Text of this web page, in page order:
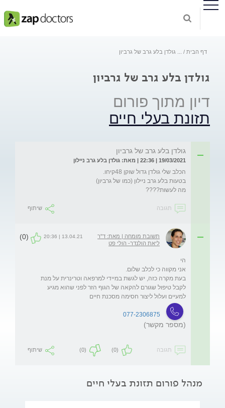
דף הבית גולדן בלע גרב של גרביון
גולדן בלע גרב של גרביון
דיון מתוך פורום
תזונת בעלי חיים
גולדן בלע גרב של גרביון
19/03/2021 | 22:36 | מאת: גולדן בלע גרב ניילון
מה לעשות????
תגובה שיתוף
תשובת מומחה | מאת: ד"ר
ליאת הולנדר- הולי פט
13.04.21 | 20:36
(0)
בעת מקרה כזה, יש לגשת במיידי למרפאה וטרינרית על מנת
לקבל טיפול שגורם להקאה של הגוף הזר לפני שהוא מגיע
למעיים ועלול ליצור חסימה מסכנת חיים
077-2306875
(מספר מקשר)
תגובה (0)
(0) שיתוף
מנהל פורום תזונת בעלי חיים